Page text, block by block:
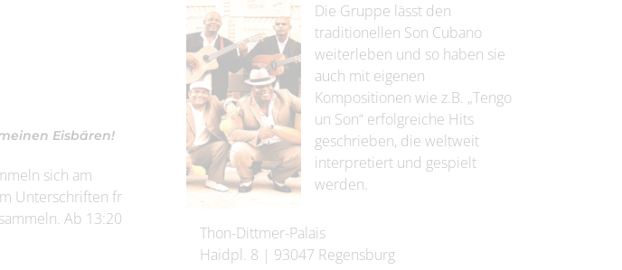
Eisbären!
sich am
Unterschriften fr
Ab 13:20
Die Gruppe lässt den
traditionellen Son Cubano
weiterleben und so haben sie
auch mit eigenen
Kompositionen wie z.B. „Tengo
un Son“ erfolgreiche Hits
geschrieben, die weltweit
interpretiert und gespielt
werden.
Thon-Dittmer-Palais
Haidpl. 8 | 93047 Regensburg